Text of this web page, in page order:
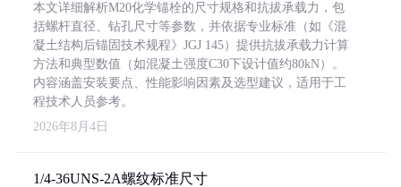
本文详细解析M20化学锚栓的尺寸规格和抗拔承载力，包
括螺杆直径、钻孔尺寸等参数，并依据专业标准（如《混
凝土结构后锚固技术规程》JGJ 145）提供抗拔承载力计算
方法和典型数值（如混凝土强度C30下设计值约80kN）。
内容涵盖安装要点、性能影响因素及选型建议，适用于工
程技术人员参考。
2026年8月4日
1/4-36UNS-2A螺纹标准尺寸